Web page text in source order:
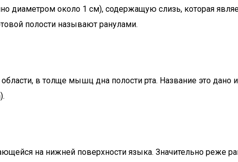
диаметром около 1 см), содержащую слизь, которая
полости называют ранулами.
в толще мышц дна полости рта. Название это
на нижней поверхности языка. Значительно реже